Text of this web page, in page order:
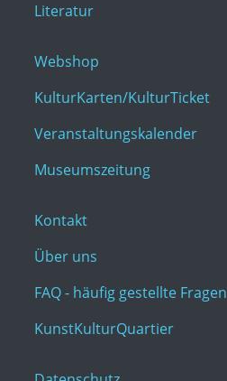
Literatur
Webshop
KulturKarten/KulturTicket
Veranstaltungskalender
Museumszeitung
Kontakt
Über uns
FAQ - häufig gestellte Fragen
KunstKulturQuartier